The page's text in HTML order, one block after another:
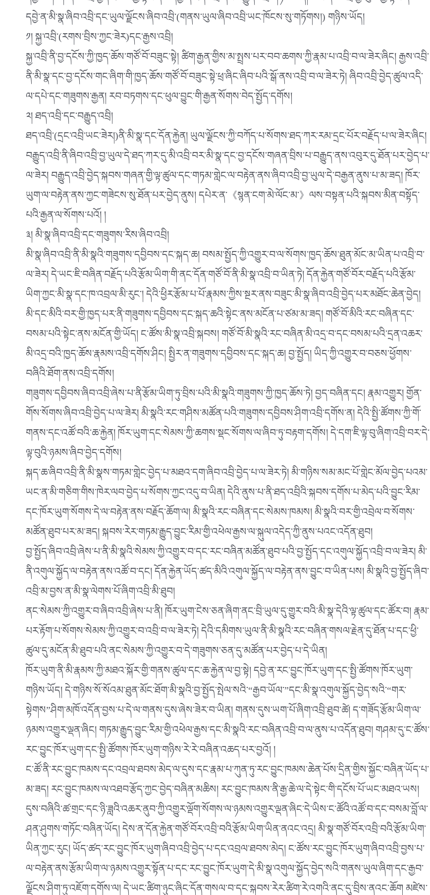
དབྱེ་ན་མི་སྣ་ཞིབ་འབྲི་དང་ཡུལ་ལྗོངས་ཞིབ་འབྲི་(གནས་ཡུལ་ཞིབ་འབྲི་ཡང་ཁོངས་སུ་གཏོགས།) གཉིས་ཡོད།
༡། སྐྱ་འབྲི་(རགས་བྲིས་ཀྱང་ཟེར)དང་རྒྱས་འབྲི།
སྐྱ་འབྲི་ནི་བྱ་དངོས་ཀྱི་ཁྱད་ཆོས་གཙོ་བོ་བཟུང་སྟེ། ཚིག་རྒྱན་གྱིས་མ་སྤྲས་པར་བབ་ཆགས་ཀྱི་རྣམ་པ་འབྲི་བ་ལ་ཟེར་ཞིང། རྒྱས་འབྲི་
ནི་མི་སྣ་དང་བྱ་དངོས་གང་ཞིག་གི་ཁྱད་ཆོས་གཙོ་བོ་བཟུང་སྟེ་ཕྲ་ཞིང་ཞིབ་པའི་སྒོ་ནས་འབྲི་བ་ལ་ཟེར་ཏེ། ཞིབ་འབྲི་བྱེད་ཚུལ་འདི་
ལ་དཔེ་དང་གཟུགས་རྒྱན། རབ་བཏགས་དང་ཕུལ་བྱུང་གི་རྒྱན་སོགས་བེད་སྤྱོད་དགོས།
༢། ཐད་འབྲི་དང་བརྒྱུད་འབྲི།
ཐད་འབྲི་(དྲང་འབྲི་ཡང་ཟེར།)ནི་མི་སྣ་དང་དོན་རྐྱེན། ཡུལ་ལྗོངས་ཀྱི་བཀོད་པ་སོགས་ཐད་ཀར་རམ་དྲང་པོར་བརྗོད་པ་ལ་ཟེར་ཞིང།
བརྒྱུད་འབྲི་ནི་ཞིབ་འབྲི་བྱ་ཡུལ་དེ་ཐད་ཀར་དུ་མི་འབྲི་བར་མི་སྣ་དང་བྱ་དངོས་གཞན་བྲིས་པ་བརྒྱུད་ནས་འབུར་དུ་ཐོན་པར་བྱེད་པ་
ལ་ཟེར། བརྒྱུད་འབྲི་བྱེད་སྐབས་གཞན་གྱི་ལྟ་ཚུལ་དང་གཏམ་གླེང་ལ་བརྟེན་ནས་ཞིབ་འབྲི་བྱ་ཡུལ་དེ་བརྒྱན་ནུས་པ་མ་ཟད། ཁོར་
ཡུག་ལ་བརྟེན་ནས་ཀྱང་གཟེངས་སུ་ཐོན་པར་བྱེད་ནུས། དཔེར་ན་《སྙན་ངག་མེ་ལོང་མ་》ལས་བསྟན་པའི་སྐབས་མིན་བསྟོད་
པའི་རྒྱན་ལ་སོགས་པའོ། །
༣། མི་སྣ་ཞིབ་འབྲི་དང་གཟུགས་རིས་ཞིབ་འབྲི།
མི་སྣ་ཞིབ་འབྲི་ནི་མི་སྣའི་གཟུགས་དབྱིབས་དང་སྐད་ཆ། བསམ་སྤྱོད་ཀྱི་འགྱུར་བ་ལ་སོགས་ཁྱད་ཆོས་ཐུན་མོང་མ་ཡིན་པ་འབྲི་བ་
ལ་ཟེར། དེ་ཡང་ཇི་བཞིན་བརྗོད་པའི་རྩོམ་ཡིག་གི་ནང་དོན་གཙོ་བོ་ནི་མི་སྣ་འབྲི་བ་ཡིན་ཏེ། དོན་རྐྱེན་གཙོ་བོར་བརྗོད་པའི་རྩོམ་
ཡིག་ཀྱང་མི་སྣ་དང་ཁ་འབྲལ་མི་རུང་། དེའི་ཕྱིར་རྩོམ་པ་པོ་རྣམས་ཀྱིས་སྔར་ནས་བཟུང་མི་སྣ་ཞིབ་འབྲི་བྱེད་པར་མཐོང་ཆེན་བྱེད།
མི་དང་མིའི་བར་གྱི་ཁྱད་པར་ནི་གཟུགས་དབྱིབས་དང་སྐད་ཆའི་སྟེང་ནས་མངོན་པ་ཙམ་མ་ཟད། གཙོ་བོ་མིའི་རང་བཞིན་དང་
བསམ་པའི་སྟེང་ནས་མངོན་གྱི་ཡོད། ང་ཚོས་མི་སྣ་འབྲི་སྐབས། གཙོ་བོ་མི་སྣའི་རང་བཞིན་མི་འདྲ་བ་དང་བསམ་པའི་དྲན་འཆར་
མི་འདྲ་བའི་ཁྱད་ཆོས་རྣམས་འབྲི་དགོས་ཤིང། སྤྱིར་ན་གཟུགས་དབྱིབས་དང་སྐད་ཆ། བྱ་སྤྱོད། ཡིད་ཀྱི་འགྱུར་བ་བཅས་ཕྱོགས་
བཞིའི་ཐོག་ནས་འབྲི་དགོས།
གཟུགས་དབྱིབས་ཞིབ་འབྲི་ཞེས་པ་ནི་རྩོམ་ཡིག་ཏུ་བྲིས་པའི་མི་སྣའི་གཟུགས་ཀྱི་ཁྱད་ཆོས་ཏེ། བྱད་བཞིན་དང། རྣམ་འགྱུར། གྱོན་
གོས་སོགས་ཞིབ་འབྲི་བྱེད་པ་ལ་ཟེར། མི་སྣའི་རང་གཤིས་མཚོན་པའི་གཟུགས་དབྱིབས་ཤིག་འབྲི་དགོས་ན། དེའི་སྤྱི་ཚོགས་ཀྱི་གོ་
གནས་དང་འཚོ་བའི་ཆ་རྐྱེན། ཁོར་ཡུག་དང་སེམས་ཀྱི་ཆགས་སྡང་སོགས་ལ་ཞིབ་ཏུ་བརྟག་དགོས། དེ་དག་ཇི་ལྟ་བུ་ཞིག་འབྲི་བར་དེ་
ལྟ་བུའི་ཉམས་ཞིབ་བྱེད་དགོས།
སྐད་ཆ་ཞིབ་འབྲི་ནི་མི་སྣས་གཏམ་གླེང་བྱེད་པ་མཐའ་དག་ཞིབ་འབྲི་བྱེད་པ་ལ་ཟེར་ཏེ། མི་གཉིས་སམ་མང་པོ་གླེང་མོལ་བྱེད་པའམ་
ཡང་ན་མི་གཅིག་གིས་ཁེར་ལབ་བྱེད་པ་སོགས་ཀྱང་འདུ་བ་ཡིན། དེའི་ནུས་པ་ནི་ཐད་འབྲིའི་སྐབས་དགོས་པ་མེད་པའི་བྱུང་རིམ་
དང་ཁོར་ཡུག་སོགས་དེ་ལ་བརྟེན་ནས་བརྗོད་ཆོག་ལ། མི་སྣའི་རང་བཞིན་དང་སེམས་ཁམས། མི་སྣའི་བར་གྱི་འབྲེལ་བ་སོགས་
མཚོན་ཐུབ་པར་མ་ཟད། སྐབས་རེར་གཏམ་རྒྱུད་བྱུང་རིམ་གྱི་འཕེལ་རྒྱས་ལ་སྐུལ་འདེད་ཀྱི་ནུས་པའང་འདོན་ཐུབ།
བྱ་སྤྱོད་ཞིབ་འབྲི་ཞེས་པ་ནི་མི་སྣའི་སེམས་ཀྱི་འགྱུར་བ་དང་རང་བཞིན་མཚོན་ཐུབ་པའི་བྱ་སྤྱོད་དང་འགུལ་སྐྱོད་འབྲི་བ་ལ་ཟེར། མི་
ནི་འགུལ་སྐྱོད་ལ་བརྟེན་ནས་འཚོ་བ་དང། དོན་རྐྱེན་ཡོད་ཚད་མིའི་འགུལ་སྐྱོད་ལ་བརྟེན་ནས་བྱུང་བ་ཡིན་པས། མི་སྣའི་བྱ་སྤྱོད་ཞིབ་
འབྲི་མ་བྱས་ན་མི་སྣ་ལེགས་པོ་ཞིག་འབྲི་མི་ཐུབ།
ནང་སེམས་ཀྱི་འགྱུར་བ་ཞིབ་འབྲི་ཞེས་པ་ནི། ཁོར་ཡུག་ངེས་ཅན་ཞིག་ནང་བྲི་ཡུལ་དུ་གྱུར་བའི་མི་སྣ་དེའི་ལྟ་ཚུལ་དང་ཚོར་བ། རྣམ་
པར་རྟོག་པ་སོགས་སེམས་ཀྱི་འགྱུར་བ་འབྲི་བ་ལ་ཟེར་ཏེ། དེའི་དམིགས་ཡུལ་ནི་མི་སྣའི་རང་བཞིན་གསལ་རྗེན་དུ་ཐོན་པ་དང་ཕྱི་
ཚུལ་དུ་མངོན་མི་ཐུབ་པའི་ནང་སེམས་ཀྱི་འགྱུར་བ་དེ་གཟུགས་ཅན་དུ་མཚོན་པར་བྱེད་པ་དེ་ཡིན།
ཁོར་ཡུག་ནི་མི་རྣམས་ཀྱི་མཐའ་སྐོར་གྱི་གནས་ཚུལ་དང་ཆ་རྐྱེན་ལ་བྱ་སྟེ། དབྱེ་ན་རང་བྱུང་ཁོར་ཡུག་དང་སྤྱི་ཚོགས་ཁོར་ཡུག་
གཉིས་ཡོད། དེ་གཉིས་སོ་སོའམ་ཐུན་མོང་ཐོག་མི་སྣའི་བྱ་སྤྱོད་སྤེལ་སའི་“རྒྱབ་ཡོལ་”དང་མི་སྣ་འགུལ་སྐྱོད་བྱེད་སའི་“གར་
སྟེགས”ཤིག་མཁོ་འདོན་བྱས་པ་དེ་ལ་གནས་དུས་ཞེས་ཟེར་བ་ཡིན། གནས་དུས་ཡག་པོ་ཞིག་འབྲི་ཐུབ་ཚེ། ད་གཟོད་རྩོམ་ཡིག་ལ་
ཉམས་འགྱུར་ལྡན་ཞིང། གཏམ་རྒྱུད་བྱུང་རིམ་གྱི་འཕེལ་རྒྱས་དང་མི་སྣའི་རང་བཞིན་འབྲི་བ་ལ་ནུས་པ་འདོན་ཐུབ། གཤམ་དུ་ང་ཚོས་
རང་བྱུང་ཁོར་ཡུག་དང་སྤྱི་ཚོགས་ཁོར་ཡུག་གཉིས་རེ་རེ་བཞིན་འཆད་པར་བྱའོ། །
ང་ཚོ་ནི་རང་བྱུང་ཁམས་དང་འབྲལ་ཐབས་མེད་ལ་དུས་དང་རྣམ་པ་ཀུན་ཏུ་རང་བྱུང་ཁམས་ཆེན་པོས་དྲིན་གྱིས་སྐྱོང་བཞིན་ཡོད་པ་
མ་ཟད། རང་བྱུང་ཁམས་ལ་འཐབ་རྩོད་ཀྱང་བྱེད་བཞིན་མཆིས། རང་བྱུང་ཁམས་ནི་རྒྱ་ཆེ་ལ་དེ་སྟེང་གི་དངོས་པོ་ཡང་མཐའ་ཡས།
དུས་བཞིའི་ཚ་གྲང་དང་ཉི་ཟླའི་འཆར་ནུབ་ཀྱི་འགྱུར་ལྡོག་སོགས་ལ་ཉམས་འགྱུར་ལྡན་ཞིང་དེ་ཡིས་ང་ཚོའི་འཚོ་བ་དང་བསམ་བློ་ལ་
ཤན་ཤུགས་གཏོང་བཞིན་ཡོད། དེས་ན་དོན་རྐྱེན་གཙོ་བོར་འབྲི་བའི་རྩོམ་ཡིག་ཡིན་ནའང་འདྲ། མི་སྣ་གཙོ་བོར་འབྲི་བའི་རྩོམ་ཡིག་
ཡིན་ཀྱང་རུང། ཡོད་ཚད་རང་བྱུང་ཁོར་ཡུག་ཞིབ་འབྲི་བྱེད་པ་དང་འབྲལ་ཐབས་མེད། ང་ཚོས་རང་བྱུང་ཁོར་ཡུག་ཞིབ་འབྲི་བྱས་པ་
ལ་བརྟེན་ནས་རྩོམ་ཡིག་ལ་ཉམས་འགྱུར་སྟོན་པ་དང་རང་བྱུང་ཁོར་ཡུག་དེ་མི་སྣ་འགུལ་སྐྱོད་བྱེད་སའི་གནས་ཡུལ་ཞིག་དང་རྒྱབ་